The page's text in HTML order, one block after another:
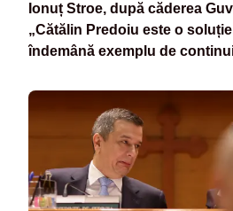
Ionuț Stroe, după căderea
„Cătălin Predoiu este o
îndemână exemplu de